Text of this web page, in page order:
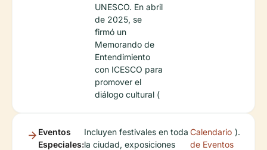
UNESCO. En abril
de 2025, se
firmó un
Memorando de
Entendimiento
con ICESCO para
promover el
diálogo cultural (
Eventos
Especiales:
Incluyen festivales en toda
la ciudad, exposiciones
Calendario
de Eventos
).